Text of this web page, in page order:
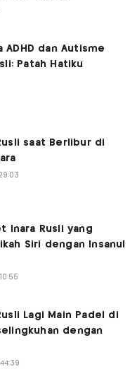
ADHD dan Autisme
Patah Hatiku
saat Berlibur di
Inara Rusli yang
Siri dengan Insanul
Lagi Main Padel di
dengan